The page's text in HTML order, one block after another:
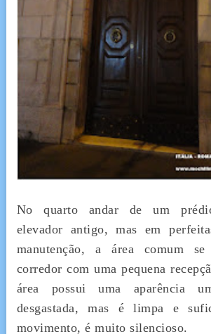
No quarto andar de um
elevador antigo, mas em
manutenção, a área comum
corredor com uma pequena
área possui uma aparência
desgastada, mas é limpa e
movimento, é muito silencioso.